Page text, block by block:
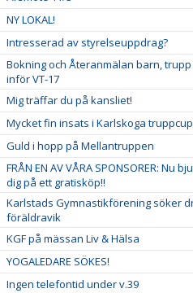
NY LOKAL!
Intresserad av styrelseuppdrag?
Bokning och Återanmälan barn,
inför VT-17
Mig träffar du på kansliet!
Mycket fin insats i Karlskoga
Guld i hopp på Mellantruppen
FRÅN EN AV VÅRA SPONSORER: Nu
dig på ett gratisköp!!
Karlstads Gymnastikförening söker
föräldravik
KGF på mässan Liv & Hälsa
YOGALEDARE SÖKES!
Ingen telefontid under v.39